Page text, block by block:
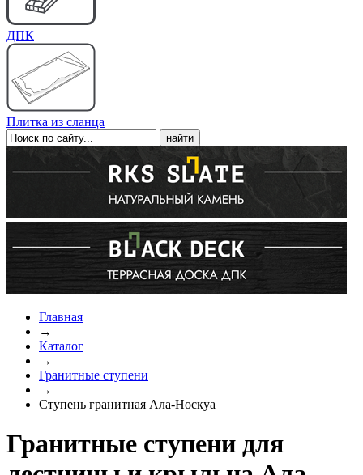
ДПК
Плитка из сланца
Главная
→
Каталог
→
Гранитные ступени
→
Ступень гранитная Ала-Носкуа
Гранитные ступени для